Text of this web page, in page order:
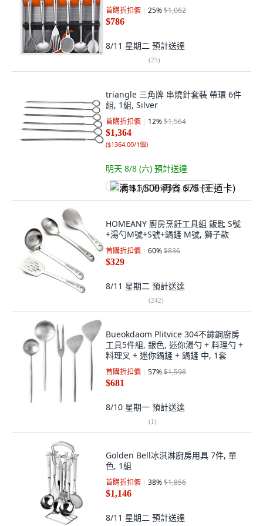
首購折扣價 25%$1,062
$786
8/11 星期二 預計送達
(25)
triangle 三角牌 串燒針套裝 帶環 6件
組, 1組, Silver
首購折扣價 12%$1,564
$1,364
($1364.00/1個)
明天 8/8 (六) 預計送達
满 $1,500 再省 $75 (王道卡)
HOMEANY 廚房烹飪工具組 飯匙 S號
+湯勺M號+S號+鍋鏟 M號, 獅子款
首購折扣價 60%$836
$329
8/11 星期二 預計送達
(242)
Bueokdaom Plitvice 304不鏽鋼廚房
工具5件組, 銀色, 迷你湯勺 + 料理勺 +
料理叉 + 迷你鍋鏟 + 鍋鏟 中, 1套
首購折扣價 57%$1,598
$681
8/10 星期一 預計送達
(1)
Golden Bell冰淇淋廚房用具 7件, 單
色, 1組
首購折扣價 38%$1,856
$1,146
8/11 星期二 預計送達